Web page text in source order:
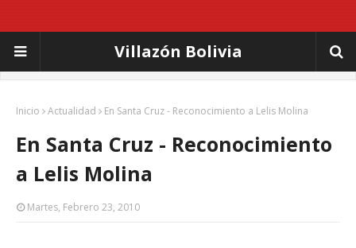
Villazón Bolivia
Inicio Actualidad En Santa Cruz - Reconocimiento a Lelis Molina
En Santa Cruz - Reconocimiento
a Lelis Molina
Martes, Febrero 23, 2010